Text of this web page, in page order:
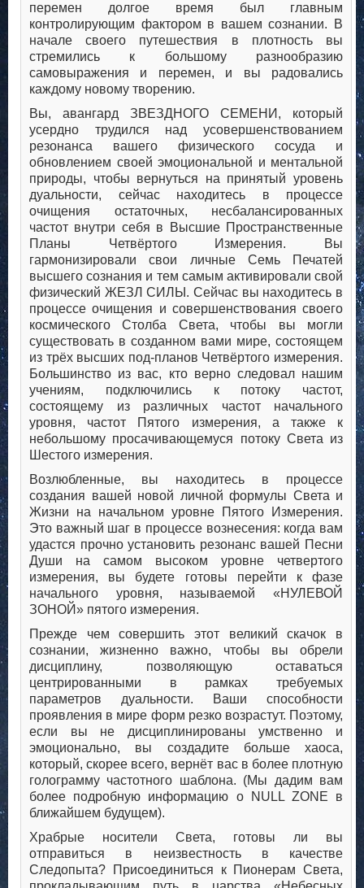
перемен долгое время был главным
контролирующим фактором в вашем сознании. В
начале своего путешествия в плотность вы
стремились к большому разнообразию
самовыражения и перемен, и вы радовались
каждому новому творению.
Вы, авангард ЗВЕЗДНОГО СЕМЕНИ, который
усердно трудился над усовершенствованием
резонанса вашего физического сосуда и
обновлением своей эмоциональной и ментальной
природы, чтобы вернуться на принятый уровень
дуальности, сейчас находитесь в процессе
очищения остаточных, несбалансированных
частот внутри себя в Высшие Пространственные
Планы Четвёртого Измерения. Вы
гармонизировали свои личные Семь Печатей
высшего сознания и тем самым активировали свой
физический ЖЕЗЛ СИЛЫ. Сейчас вы находитесь в
процессе очищения и совершенствования своего
космического Столба Света, чтобы вы могли
существовать в созданном вами мире, состоящем
из трёх высших под-планов Четвёртого измерения.
Большинство из вас, кто верно следовал нашим
учениям, подключились к потоку частот,
состоящему из различных частот начального
уровня, частот Пятого измерения, а также к
небольшому просачивающемуся потоку Света из
Шестого измерения.
Возлюбленные, вы находитесь в процессе
создания вашей новой личной формулы Света и
Жизни на начальном уровне Пятого Измерения.
Это важный шаг в процессе вознесения: когда вам
удастся прочно установить резонанс вашей Песни
Души на самом высоком уровне четвертого
измерения, вы будете готовы перейти к фазе
начального уровня, называемой «НУЛЕВОЙ
ЗОНОЙ» пятого измерения.
Прежде чем совершить этот великий скачок в
сознании, жизненно важно, чтобы вы обрели
дисциплину, позволяющую оставаться
центрированными в рамках требуемых
параметров дуальности. Ваши способности
проявления в мире форм резко возрастут. Поэтому,
если вы не дисциплинированы умственно и
эмоционально, вы создадите больше хаоса,
который, скорее всего, вернёт вас в более плотную
голограмму частотного шаблона. (Мы дадим вам
более подробную информацию о NULL ZONE в
ближайшем будущем).
Храбрые носители Света, готовы ли вы
отправиться в неизвестность в качестве
Следопыта? Присоединиться к Пионерам Света,